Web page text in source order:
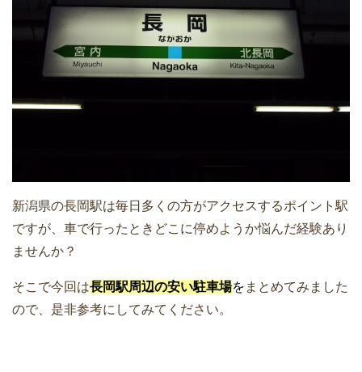
新潟県の長岡駅は毎日多くの方がアクセスするポイント駅
ですが、車で行ったときどこに停めようか悩んだ経験あり
ませんか？
そこで今回は長岡駅周辺の安い駐車場を まとめてみました
ので、是非参考にしてみてください。